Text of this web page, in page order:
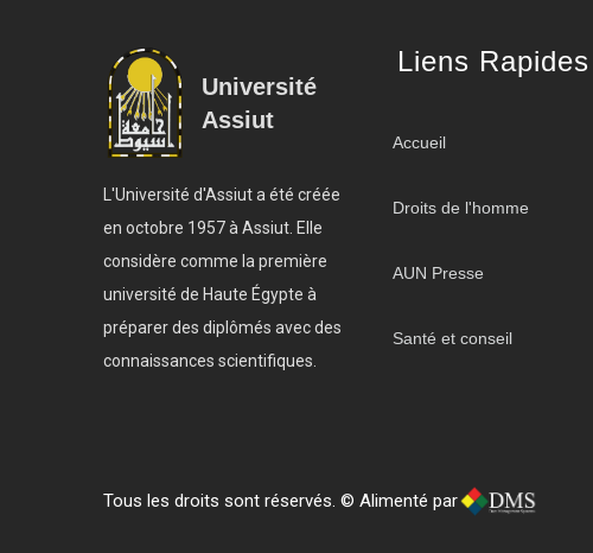
Université
Assiut
L'Université d'Assiut a été créée
en octobre 1957 à Assiut. Elle
considère comme la première
université de Haute Égypte à
préparer des diplômés avec des
connaissances scientifiques.
Liens Rapides
Accueil
Droits de l'homme
AUN Presse
Santé et conseil
Tous les droits sont réservés. © Alimenté par